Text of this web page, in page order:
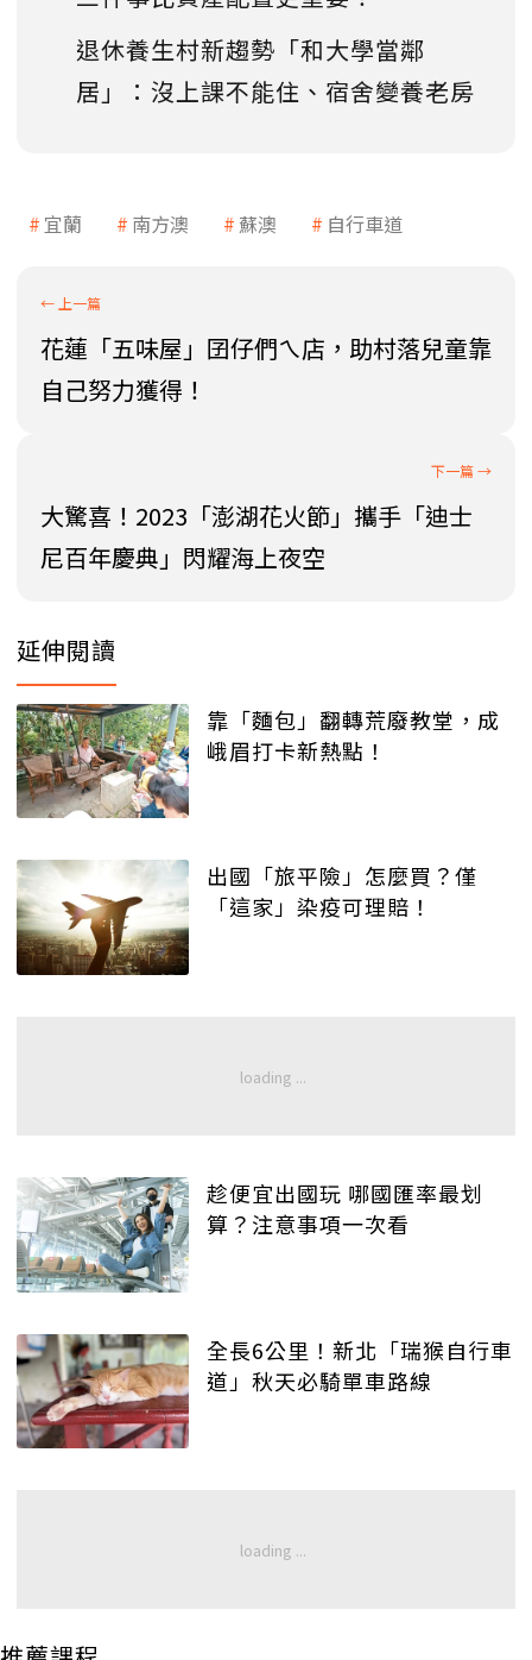
退休養生村新趨勢「和大學當鄰
居」：沒上課不能住、宿舍變養老房
宜蘭 南方澳 蘇澳 自行車道
花蓮「五味屋」囝仔們ㄟ店，助村落兒童靠
自己努力獲得！
大驚喜！2023「澎湖花火節」攜手「迪士
尼百年慶典」閃耀海上夜空
延伸閱讀
靠「麵包」翻轉荒廢教堂，成
峨眉打卡新熱點！
出國「旅平險」怎麼買？僅
「這家」染疫可理賠！
趁便宜出國玩 哪國匯率最划
算？注意事項一次看
全長6公里！新北「瑞猴自行車
道」秋天必騎單車路線